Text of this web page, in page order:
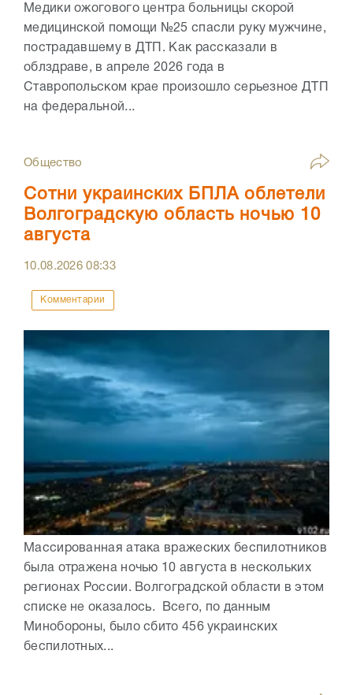
Медики ожогового центра больницы скорой
медицинской помощи №25 спасли руку мужчине,
пострадавшему в ДТП. Как рассказали в
облздраве, в апреле 2026 года в
Ставропольском крае произошло серьезное ДТП
на федеральной...
Общество
Сотни украинских БПЛА облетели
Волгоградскую область ночью 10
августа
10.08.202608:33
Комментарии
Массированная атака вражеских беспилотников
была отражена ночью 10 августа в нескольких
регионах России. Волгоградской области в этом
списке не оказалось. Всего, по данным
Минобороны, было сбито 456 украинских
беспилотных...